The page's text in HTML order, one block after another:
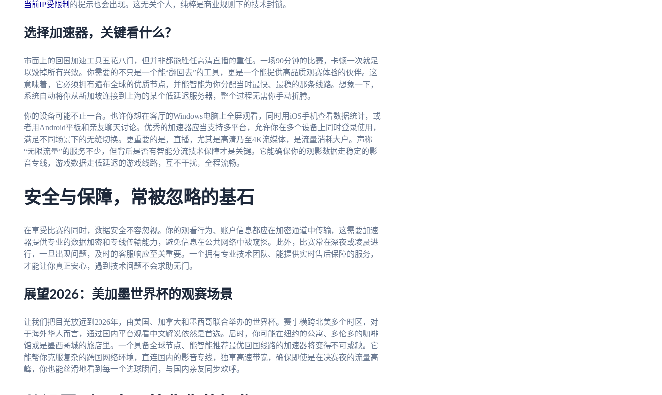
当前IP受限制 的提示也会出现。这无关个人，纯粹是商业规则下的技术封锁。
选择加速器，关键看什么？
市面上的回国加速工具五花八门，但并非都能胜任高清直播的重任。一场90分钟的比赛，卡顿一次就足
以毁掉所有兴致。你需要的不只是一个能“翻回去”的工具，更是一个能提供高品质观赛体验的伙伴。这
意味着，它必须拥有遍布全球的优质节点，并能智能为你分配当时最快、最稳的那条线路。想象一下，
系统自动将你从新加坡连接到上海的某个低延迟服务器，整个过程无需你手动折腾。
你的设备可能不止一台。也许你想在客厅的Windows电脑上全屏观看，同时用iOS手机查看数据统计，或
者用Android平板和亲友聊天讨论。优秀的加速器应当支持多平台，允许你在多个设备上同时登录使用，
满足不同场景下的无缝切换。更重要的是，直播，尤其是高清乃至4K流媒体，是流量消耗大户。声称
“无限流量”的服务不少，但背后是否有智能分流技术保障才是关键。它能确保你的观影数据走稳定的影
音专线，游戏数据走低延迟的游戏线路，互不干扰，全程流畅。
安全与保障，常被忽略的基石
在享受比赛的同时，数据安全不容忽视。你的观看行为、账户信息都应在加密通道中传输，这需要加速
器提供专业的数据加密和专线传输能力，避免信息在公共网络中被窥探。此外，比赛常在深夜或凌晨进
行，一旦出现问题，及时的客服响应至关重要。一个拥有专业技术团队、能提供实时售后保障的服务，
才能让你真正安心，遇到技术问题不会求助无门。
展望2026：美加墨世界杯的观赛场景
让我们把目光放远到2026年，由美国、加拿大和墨西哥联合举办的世界杯。赛事横跨北美多个时区，对
于海外华人而言，通过国内平台观看中文解说依然是首选。届时，你可能在纽约的公寓、多伦多的咖啡
馆或是墨西哥城的旅店里。一个具备全球节点、能智能推荐最优回国线路的加速器将变得不可或缺。它
能帮你克服复杂的跨国网络环境，直连国内的影音专线，独享高速带宽，确保即使是在决赛夜的流量高
峰，你也能丝滑地看到每一个进球瞬间，与国内亲友同步欢呼。